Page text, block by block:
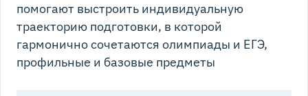
помогают выстроить индивидуальную
траекторию подготовки, в которой
гармонично сочетаются олимпиады и ЕГЭ,
профильные и базовые предметы